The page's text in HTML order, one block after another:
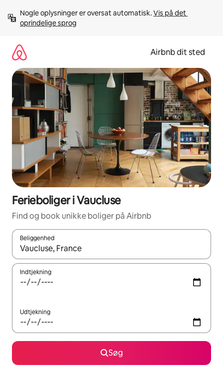
videre
Nogle oplysninger er oversat automatisk. Vis på det
oprindelige sprog
Airbnb dit sted
Ferieboliger i Vaucluse
Find og book unikke boliger på Airbnb
Beliggenhed
Når resultaterne er tilgængelige, skal du navigere med
Indtjekning
Udtjekning
Søg